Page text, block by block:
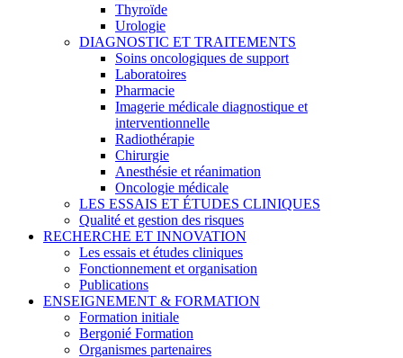
Thyroïde
Urologie
DIAGNOSTIC ET TRAITEMENTS
Soins oncologiques de support
Laboratoires
Pharmacie
Imagerie médicale diagnostique et
interventionnelle
Radiothérapie
Chirurgie
Anesthésie et réanimation
Oncologie médicale
LES ESSAIS ET ÉTUDES CLINIQUES
Qualité et gestion des risques
RECHERCHE ET INNOVATION
Les essais et études cliniques
Fonctionnement et organisation
Publications
ENSEIGNEMENT & FORMATION
Formation initiale
Bergonié Formation
Organismes partenaires